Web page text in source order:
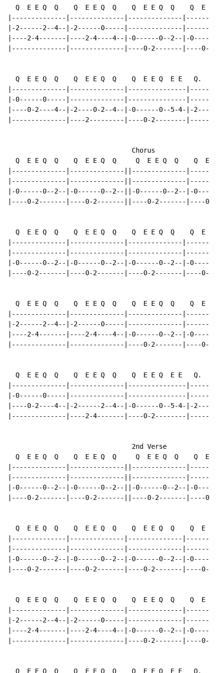
Q  E E Q  Q    Q  E E Q  Q    Q  E E Q  Q    Q  E E
|--------------|--------------|--------------
|-2------2--4--|-2------0-----|--------------
|----2-4-------|----2-4----4--|-0------0--2--|-
|--------------|--------------|----0-2-------|----0-
Q  E E Q  Q    Q  E E Q  Q    Q  E E Q  E E   Q.
|--------------|--------------|---------------
|-0------0-----|--------------|---------------
|----0-2----4--|-2----0-2--4--|-0------0--5-4-|-
|--------------|----2---------|----0-2--------
                                Chorus
Q  E E Q  Q    Q  E E Q  Q     Q  E E Q  Q    Q  E
|--------------|--------------||--------------
|--------------|--------------||--------------
|-0------0--2--|-0------0--2--||-0------0--2--|-
|----0-2-------|----0-2-------||----0-2-------|----0-
Q  E E Q  Q    Q  E E Q  Q    Q  E E Q  Q    Q  E E
|--------------|--------------|--------------
|--------------|--------------|--------------
|-0------0--2--|-0------0--2--|-0------0--2--|-
|----0-2-------|----0-2-------|----0-2-------|----0-
Q  E E Q  Q    Q  E E Q  Q    Q  E E Q  Q    Q  E E
|--------------|--------------|--------------
|-2------2--4--|-2------0-----|--------------
|----2-4-------|----2-4----4--|-0------0--2--|-
|--------------|--------------|----0-2-------|----0-
Q  E E Q  Q    Q  E E Q  Q    Q  E E Q  E E   Q.
|--------------|--------------|---------------
|-0------0-----|--------------|---------------
|----0-2----4--|-2------2--4--|-0------0--5-4-|-
|--------------|----2-4-------|----0-2--------
                                2nd Verse
Q  E E Q  Q    Q  E E Q  Q     Q  E E Q  Q    Q  E
|--------------|--------------||--------------
|--------------|--------------||--------------
|-0------0--2--|-0------0--2--||-0------0--2--|-
|----0-2-------|----0-2-------||----0-2-------|----0-
Q  E E Q  Q    Q  E E Q  Q    Q  E E Q  Q    Q  E E
|--------------|--------------|--------------
|--------------|--------------|--------------
|-0------0--2--|-0------0--2--|-0------0--2--|-
|----0-2-------|----0-2-------|----0-2-------|----0-
Q  E E Q  Q    Q  E E Q  Q    Q  E E Q  Q    Q  E E
|--------------|--------------|--------------
|-2------2--4--|-2------0-----|--------------
|----2-4-------|----2-4----4--|-0------0--2--|-
|--------------|--------------|----0-2-------|----0-
Q  E E Q  Q    Q  E E Q  Q    Q  E E Q  E E   Q.